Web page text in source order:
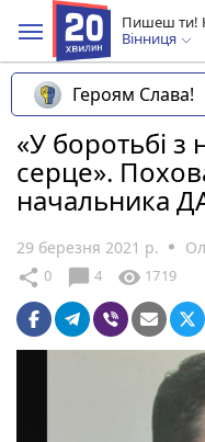
Пишеш ти!
Вінниця
Героям Слава!
«У боротьбі з
серце».
начальника
29 березня 2021 р.
share 0 chat_bubble 4 visibility 1719